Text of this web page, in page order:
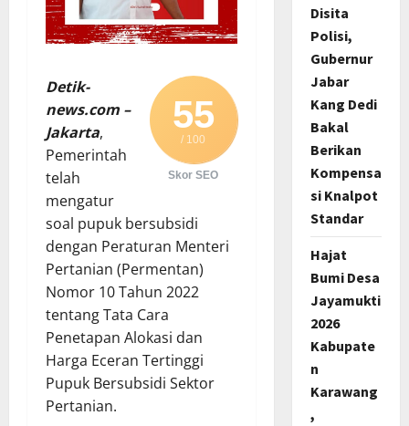
55
/ 100
Skor SEO
Detik-
news.com –
Jakarta,
Pemerintah
telah
mengatur
soal pupuk bersubsidi
dengan Peraturan Menteri
Pertanian (Permentan)
Nomor 10 Tahun 2022
tentang Tata Cara
Penetapan Alokasi dan
Harga Eceran Tertinggi
Pupuk Bersubsidi Sektor
Pertanian.
Disita
Polisi,
Gubernur
Jabar
Kang Dedi
Bakal
Berikan
Kompensa
si Knalpot
Standar
Hajat
Bumi Desa
Jayamukti
2026
Kabupate
n
Karawang
,